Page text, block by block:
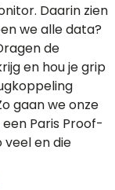
Daarin zien
we alle data?
de
en hou je grip
gaan we onze
Paris Proof-
veel en die